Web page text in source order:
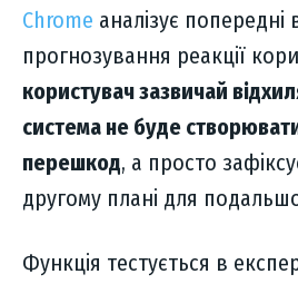
Chrome аналізує попередні
прогнозування реакції
користувач зазвичай
система не буде
перешкод, а просто
другому плані для
Функція тестується в